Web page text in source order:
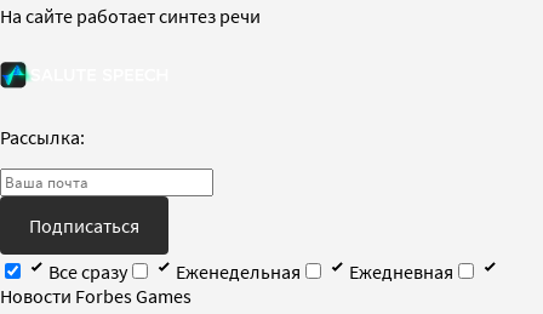
На сайте работает синтез речи
Рассылка:
Подписаться
Все сразу
Еженедельная
Ежедневная
Новости Forbes Games